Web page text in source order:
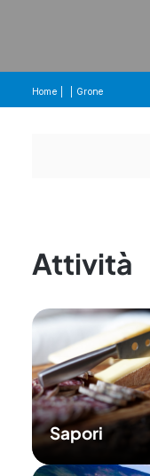
Home Grone
Attività
Sapori